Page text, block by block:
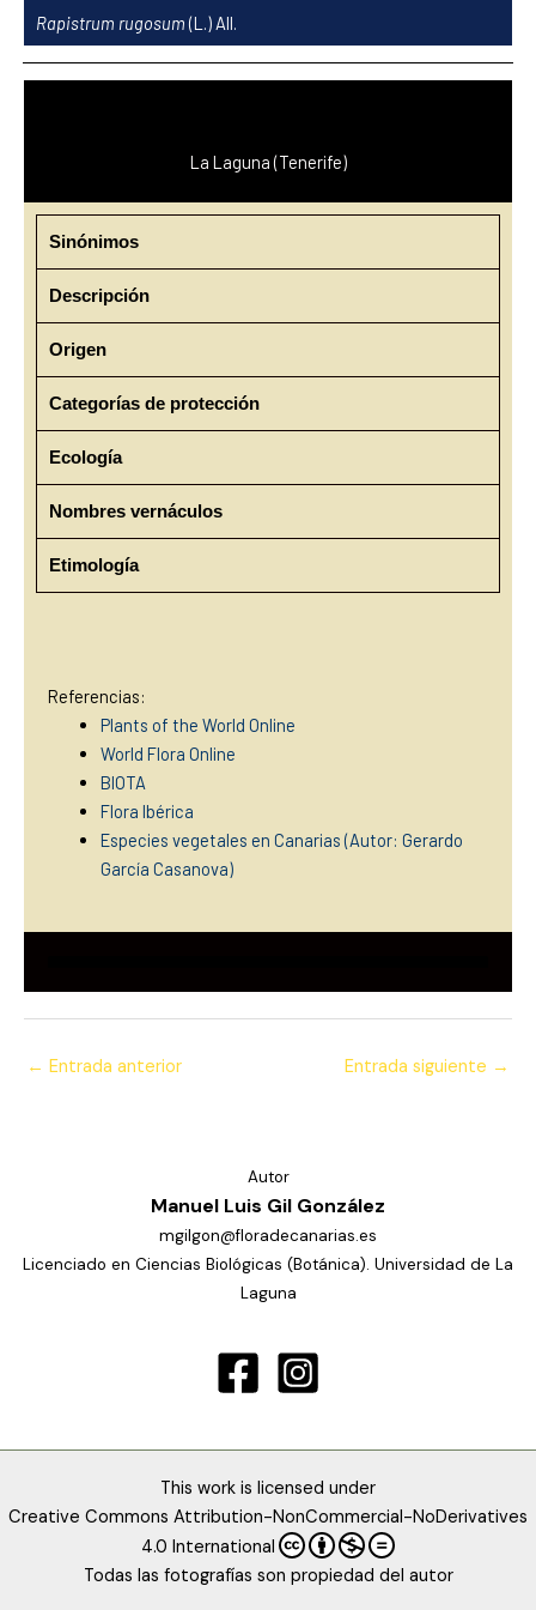
contenido
Rapistrum rugosum (L.) All.
La Laguna (Tenerife)
Sinónimos
Descripción
Origen
Categorías de protección
Ecología
Nombres vernáculos
Etimología
Referencias:
Plants of the World Online
World Flora Online
BIOTA
Flora Ibérica
Especies vegetales en Canarias (Autor: Gerardo
García Casanova)
← Entrada anterior Entrada siguiente →
Autor
Manuel Luis Gil González
mgilgon@floradecanarias.es
Licenciado en Ciencias Biológicas (Botánica). Universidad de La
Laguna
This work is licensed under
Creative Commons Attribution-NonCommercial-NoDerivatives
4.0 International
Todas las fotografías son propiedad del autor